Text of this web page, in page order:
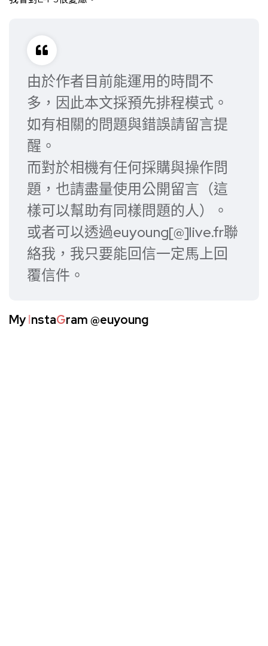
由於作者目前能運用的時間不
多，因此本文採預先排程模式。
如有相關的問題與錯誤請留言提
醒。
而對於相機有任何採購與操作問
題，也請盡量使用公開留言（這
樣可以幫助有同樣問題的人）。
或者可以透過euyoung[@]live.fr聯
絡我，我只要能回信一定馬上回
覆信件。
MyInstaGram@euyoung